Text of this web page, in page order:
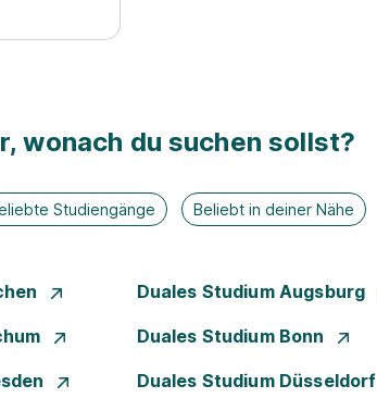
wonach du suchen sollst?
Studiengänge Beliebt in deiner Nähe
Duales Studium Augsburg
Duales Studium Bonn
Duales Studium Düsseldorf